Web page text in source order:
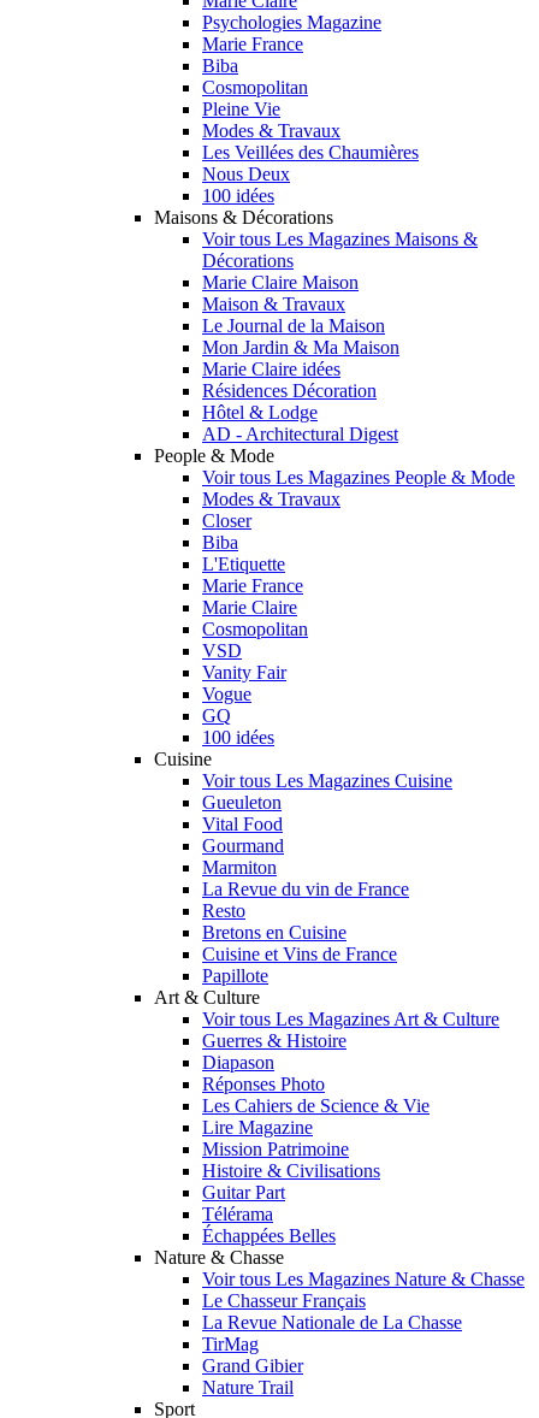
Psychologies Magazine
Marie France
Biba
Cosmopolitan
Pleine Vie
Modes & Travaux
Les Veillées des Chaumières
Nous Deux
100 idées
Maisons & Décorations
Voir tous Les Magazines Maisons &
Décorations
Marie Claire Maison
Maison & Travaux
Le Journal de la Maison
Mon Jardin & Ma Maison
Marie Claire idées
Résidences Décoration
Hôtel & Lodge
AD - Architectural Digest
People & Mode
Voir tous Les Magazines People & Mode
Modes & Travaux
Closer
Biba
L'Etiquette
Marie France
Marie Claire
Cosmopolitan
VSD
Vanity Fair
Vogue
GQ
100 idées
Cuisine
Voir tous Les Magazines Cuisine
Gueuleton
Vital Food
Gourmand
Marmiton
La Revue du vin de France
Resto
Bretons en Cuisine
Cuisine et Vins de France
Papillote
Art & Culture
Voir tous Les Magazines Art & Culture
Guerres & Histoire
Diapason
Réponses Photo
Les Cahiers de Science & Vie
Lire Magazine
Mission Patrimoine
Histoire & Civilisations
Guitar Part
Télérama
Échappées Belles
Nature & Chasse
Voir tous Les Magazines Nature & Chasse
Le Chasseur Français
La Revue Nationale de La Chasse
TirMag
Grand Gibier
Nature Trail
Sport